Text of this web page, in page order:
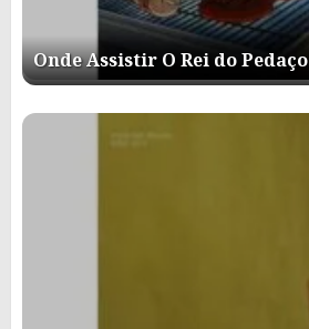
Onde Assistir O Rei do Pedaço